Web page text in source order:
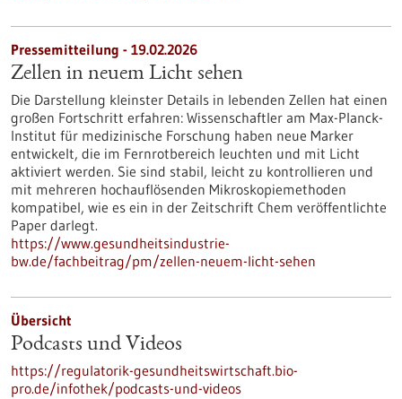
Pressemitteilung - 19.02.2026
Zellen in neuem Licht sehen
Die Darstellung kleinster Details in lebenden Zellen hat einen
großen Fortschritt erfahren: Wissenschaftler am Max-Planck-
Institut für medizinische Forschung haben neue Marker
entwickelt, die im Fernrotbereich leuchten und mit Licht
aktiviert werden. Sie sind stabil, leicht zu kontrollieren und
mit mehreren hochauflösenden Mikroskopiemethoden
kompatibel, wie es ein in der Zeitschrift Chem veröffentlichte
Paper darlegt.
https://www.gesundheitsindustrie-
bw.de/fachbeitrag/pm/zellen-neuem-licht-sehen
Übersicht
Podcasts und Videos
https://regulatorik-gesundheitswirtschaft.bio-
pro.de/infothek/podcasts-und-videos